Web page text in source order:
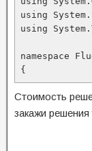
using
using
namespace
{
Стоимость
закажи